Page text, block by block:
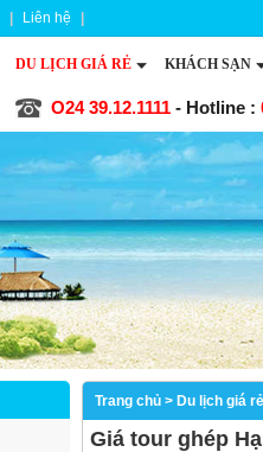
DU LỊCH GIÁ RẺ KHÁCH SẠN
O24 39.12.1111 - Hotline :
Trang chủ > Du lịch giá rẻ
Giá tour ghép
Liên hệ